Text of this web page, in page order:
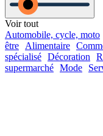
Voir tout
Automobile, cycle, moto
être
Alimentaire
spécialisé Décoration
supermarché Mode